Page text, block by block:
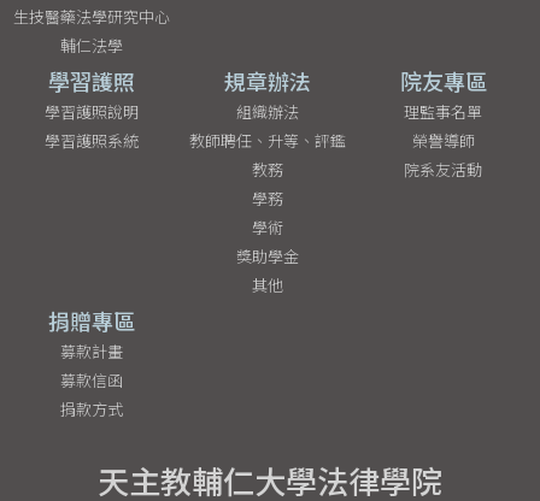
生技醫藥法學研究中心
輔仁法學
學習護照
學習護照說明
學習護照系統
規章辦法
組織辦法
教師聘任、升等、評鑑
教務
學務
學術
獎助學金
其他
院友專區
理監事名單
榮譽導師
院系友活動
捐贈專區
募款計畫
募款信函
捐款方式
天主教輔仁大學法律學院